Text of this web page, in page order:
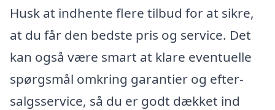
Husk at indhente flere tilbud for at sikre,
at du får den bedste pris og service. Det
kan også være smart at klare eventuelle
spørgsmål omkring garantier og efter-
salgsservice, så du er godt dækket ind